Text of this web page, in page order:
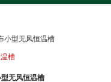
小型无风恒温槽
槽
无风恒温槽